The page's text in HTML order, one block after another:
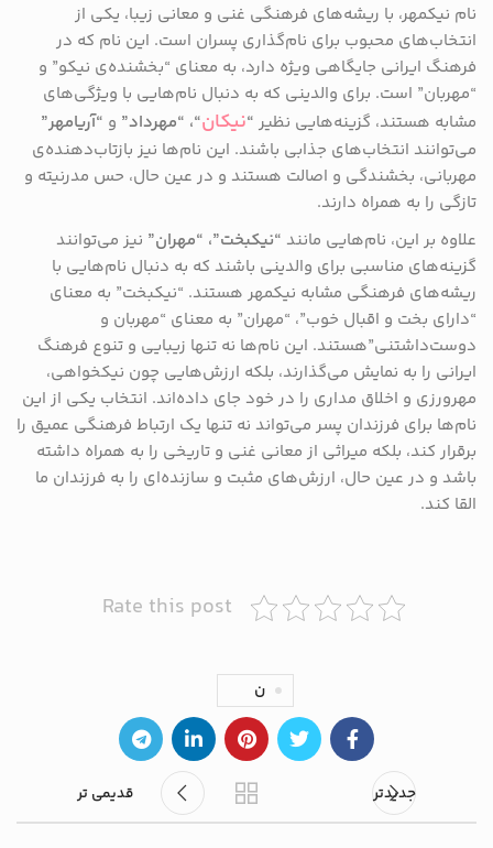
نام نیکمهر، با ریشه‌های فرهنگی غنی و معانی زیبا، یکی از
انتخاب‌های محبوب برای نام‌گذاری پسران است. این نام که در
فرهنگ ایرانی جایگاهی ویژه دارد، به معنای “بخشنده‌ی نیکو” و
“مهربان” است. برای والدینی که به دنبال نام‌هایی با ویژگی‌های
مشابه هستند، گزینه‌هایی نظیر “نیکان“، “مهرداد” و “آریامهر”
می‌توانند انتخاب‌های جذابی باشند. این نام‌ها نیز بازتاب‌دهنده‌ی
مهربانی، بخشندگی و اصالت هستند و در عین حال، حس مدرنیته و
تازگی را به همراه دارند.
علاوه بر این، نام‌هایی مانند “نیکبخت”، “مهران” نیز می‌توانند
گزینه‌های مناسبی برای والدینی باشند که به دنبال نام‌هایی با
ریشه‌های فرهنگی مشابه نیکمهر هستند. “نیکبخت” به معنای
“دارای بخت و اقبال خوب”، “مهران” به معنای “مهربان و
دوست‌داشتنی”هستند. این نام‌ها نه تنها زیبایی و تنوع فرهنگ
ایرانی را به نمایش می‌گذارند، بلکه ارزش‌هایی چون نیکخواهی،
مهرورزی و اخلاق مداری را در خود جای داده‌اند. انتخاب یکی از این
نام‌ها برای فرزندان پسر می‌تواند نه تنها یک ارتباط فرهنگی عمیق را
برقرار کند، بلکه میراثی از معانی غنی و تاریخی را به همراه داشته
باشد و در عین حال، ارزش‌های مثبت و سازنده‌ای را به فرزندان ما
القا کند.
Rate this post
ن
جدیدتر قدیمی تر